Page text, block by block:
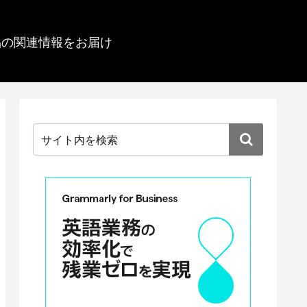
関連情報をお届け